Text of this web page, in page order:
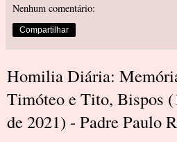
Nenhum comentário:
Compartilhar
Homilia Diária:
Timóteo e Tito, Bispos
de 2021) - Padre Paulo